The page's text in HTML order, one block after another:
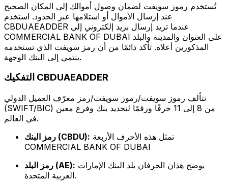
تُستخدم رموز سويفت لضمان وصول أموالك إلى المكان الصحيح
عند إرسال الأموال أو استلامها عبر الحدود. استخدم
CBDUAEADDER عندما تريد إرسال بريد إلكتروني إلى
COMMERCIAL BANK OF DUBAI على العنوان والمدينة والبلد
المذكورين أعلاه. تأكد دائمًا من أن رمز سويفت الذي تستخدمه
ينتمي إلى البنك الوجهة.
التفكيك CBDUAEADDER
تتألف رموز سويفت/رموز سويفت/رمز معرّف العميل الدولي
(SWIFT/BIC) من 8 إلى 11 حرفًا ورقمًا لتحديد بنك وفرع معين
في العالم.
رمز البنك (CBDU):
COMMERCIAL BANK OF DUBAI
رمز البلد (AE):
العربية المتحدة.